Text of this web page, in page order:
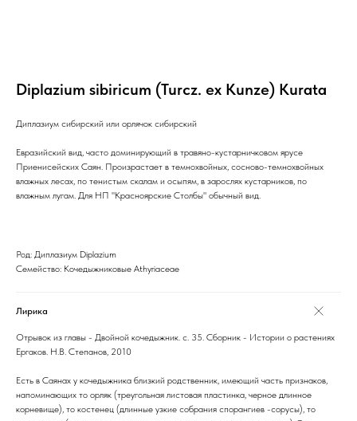
Diplazium sibiricum (Turcz. ex Kunze) Kurata
Диплазиум сибирский или орлячок сибирский
Евразийский вид, часто доминирующий в травяно-кустарничковом ярусе
Приенисейских Саян. Произрастает в темнохвойных, сосново-темнохвойных
влажных лесах, по тенистым скалам и осыпям, в зарослях кустарников, по
влажным лугам. Для НП "Красноярские Столбы" обычный вид.
Род: Диплазиум Diplazium
Семейство: Кочедыжниковые Athyriaceae
Лирика
Отрывок из главы - Двойной кочедыжник. с. 35. Сборник - Истории о растениях
Ергаков. Н.В. Степанов, 2010
Есть в Саянах у кочедыжника близкий родственник, имеющий часть признаков,
напоминающих то орляк (треугольная листовая пластинка, черное длинное
корневище), то костенец (длинные узкие собрания спорангиев -сорусы), то